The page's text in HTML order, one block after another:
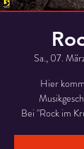
Sa., 07.
Hier